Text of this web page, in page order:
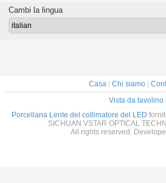
Plano
Cambi la lingua
Casa| Chi siamo|
Vista da tavolino
Porcellana Lente del collimatore del LED
SICHUAN VSTAR OPTICAL
All rights reserved.